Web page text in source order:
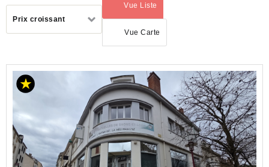
Prix croissant
Vue Liste
(activé)
Vue Carte
LOCATION
BUREAU
BOURGOGNE-
FRANCHE-
COMTÉ
SAONE-
ET-
LOIRE
(71)